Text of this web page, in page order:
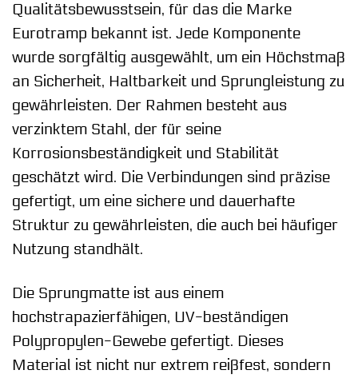
Qualitätsbewusstsein, für das die Marke
Eurotramp bekannt ist. Jede Komponente
wurde sorgfältig ausgewählt, um ein Höchstmaß
an Sicherheit, Haltbarkeit und Sprungleistung zu
gewährleisten. Der Rahmen besteht aus
verzinktem Stahl, der für seine
Korrosionsbeständigkeit und Stabilität
geschätzt wird. Die Verbindungen sind präzise
gefertigt, um eine sichere und dauerhafte
Struktur zu gewährleisten, die auch bei häufiger
Nutzung standhält.
Die Sprungmatte ist aus einem
hochstrapazierfähigen, UV-beständigen
Polypropylen-Gewebe gefertigt. Dieses
Material ist nicht nur extrem reißfest, sondern